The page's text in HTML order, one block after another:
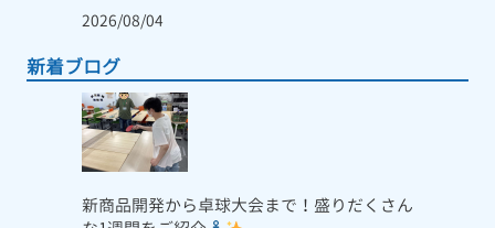
2026/08/04
新着ブログ
新商品開発から卓球大会まで！盛りだくさん